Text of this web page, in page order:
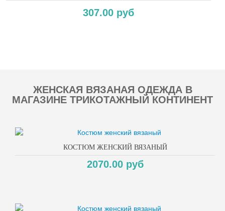
307.00 руб
ЖЕНСКАЯ ВЯЗАНАЯ ОДЕЖДА В
МАГАЗИНЕ ТРИКОТАЖНЫЙ КОНТИНЕНТ
КОСТЮМ ЖЕНСКИЙ ВЯЗАНЫЙ
2070.00 руб